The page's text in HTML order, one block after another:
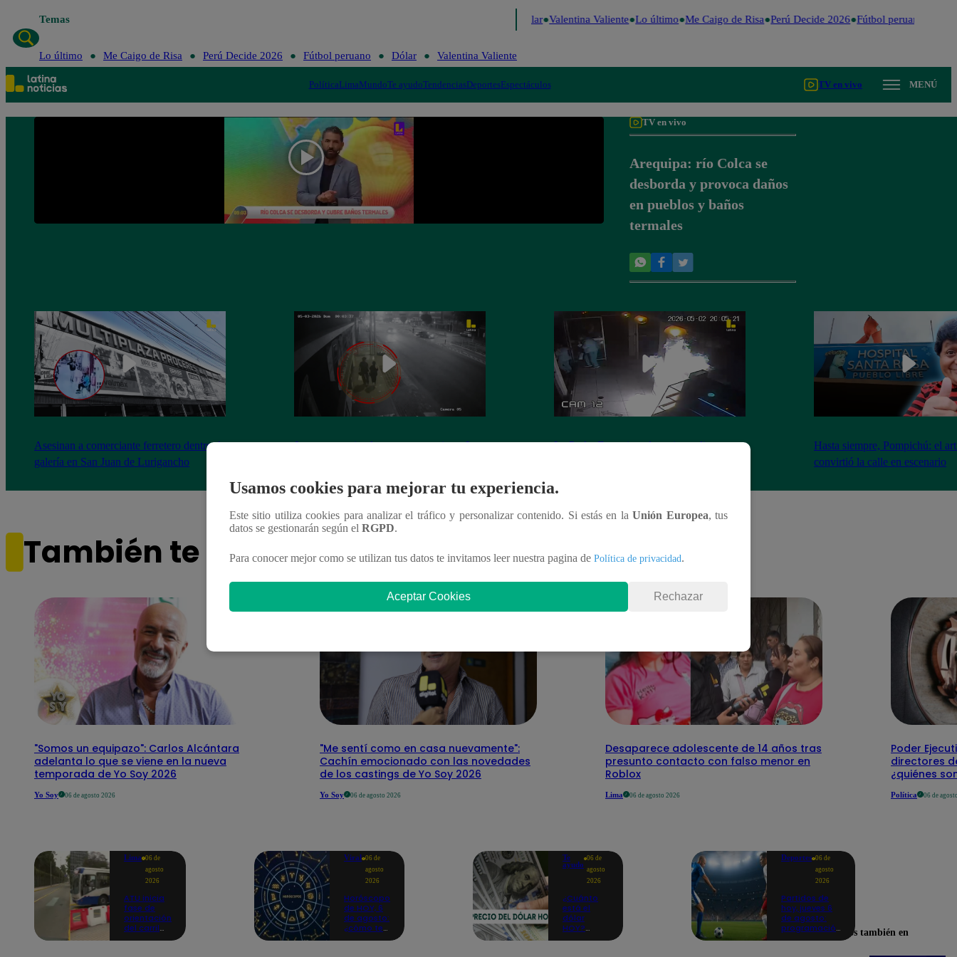
Temas Dólar Valentina Valiente Lo último Me Caigo de Risa Perú Decide 2026 Fútbol peruano
Lo último Me Caigo de Risa Perú Decide 2026 Fútbol peruano Dólar Valentina Valiente
PolíticaLimaMundoTe ayudoTendenciasDeportesEspectáculos TV en vivo MENÚ
TV en vivo
Arequipa: río Colca se
desborda y provoca daños
en pueblos y baños
termales
Asesinan a comerciante ferretero dentro de
galería en San Juan de Lurigancho
Joven es asesinada por su expareja en La
La Perla: Extorsionadores incendian
Hasta siempre, Pompichú: el
convirtió la calle en escenario
También te puede interesar
"Somos un equipazo": Carlos Alcántara
adelanta lo que se viene en la nueva
temporada de Yo Soy 2026
Yo Soy 06 de agosto 2026
"Me sentí como en casa nuevamente":
Cachín emocionado con las novedades
de los castings de Yo Soy 2026
Yo Soy 06 de agosto 2026
Desaparece adolescente de 14 años tras
presunto contacto con falso menor en
Roblox
Lima 06 de agosto 2026
Poder
directores
¿quiénes
Política 06 de
Lima 06 de
agosto
2026
ATU inicia
fase de
orientación
del carril
Viral 06 de
agosto
2026
Horóscopo
de HOY, 6
de agosto:
¿cómo te
Te
ayudo
06 de
agosto
2026
¿Cuánto
está el
dólar
HOY?
Deportes 06 de
agosto
2026
Partidos de
hoy, jueves 6
de agosto:
programación
Usamos cookies para mejorar tu experiencia.
Este sitio utiliza cookies para analizar el tráfico y personalizar contenido. Si estás en laUnión Europea, tus
datos se gestionarán según el RGPD.
Para conocer mejor como se utilizan tus datos te invitamos leer nuestra pagina de Política de privacidad.
Aceptar Cookies Rechazar
Encuéntranos también en